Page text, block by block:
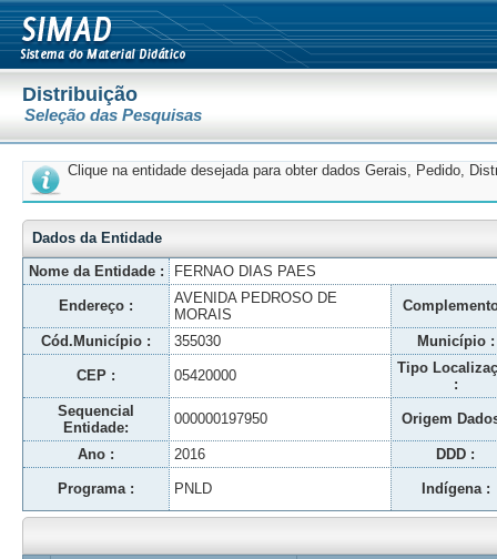
Distribuição
Seleção das Pesquisas
Clique na entidade desejada para obter dados Gerais, Pedido,
Dados da Entidade
Nome da Entidade :
FERNAO DIAS PAES
Endereço :
AVENIDA PEDROSO DE
MORAIS
Cód.Município : 355030 Município :
CEP : 05420000
Tipo
:
Sequencial
Entidade:
000000197950 Origem
Ano : 2016 DDD :
Programa : PNLD Indígena :